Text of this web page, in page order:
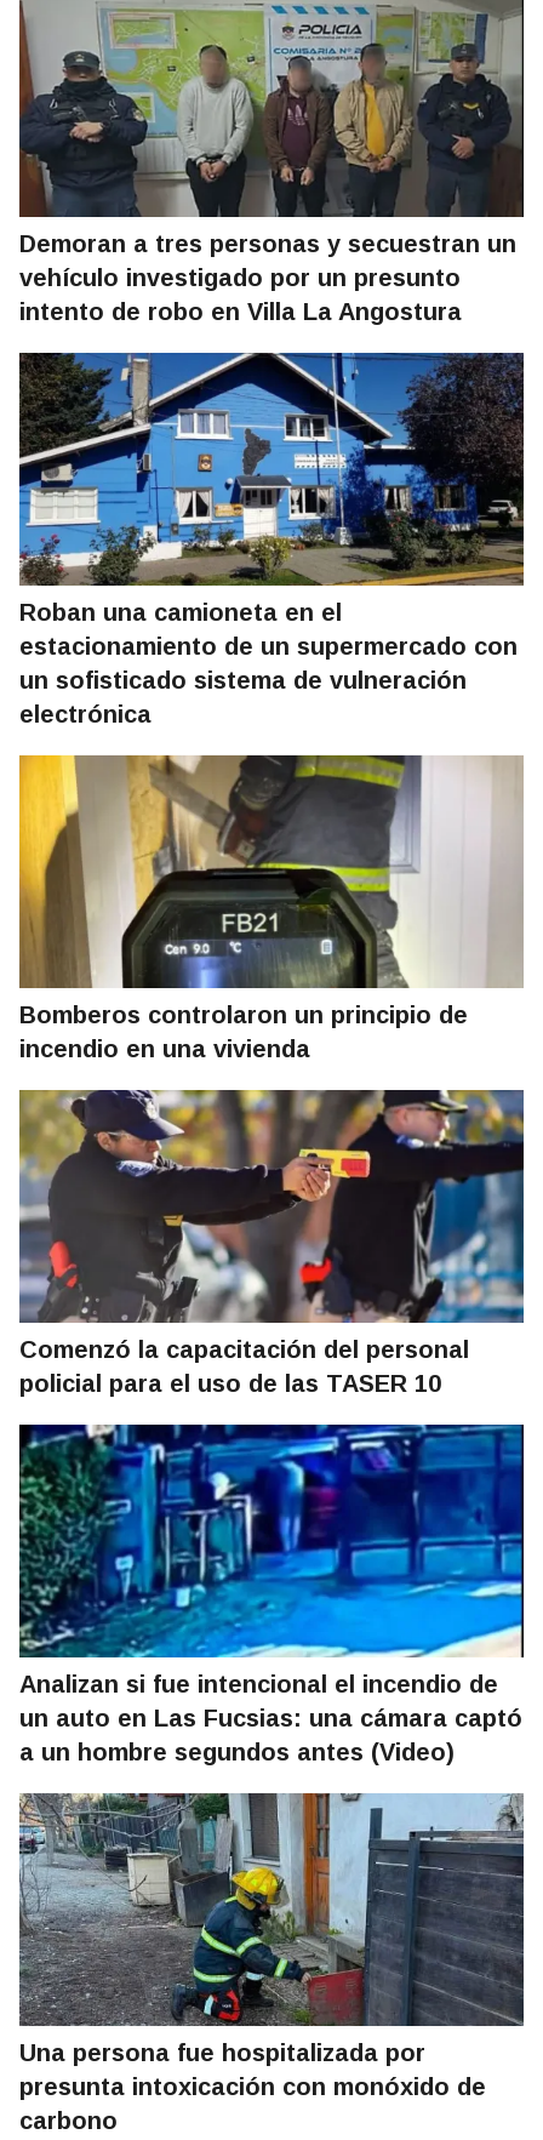
Demoran a tres personas y secuestran un
vehículo investigado por un presunto
intento de robo en Villa La Angostura
Roban una camioneta en el
estacionamiento de un supermercado con
un sofisticado sistema de vulneración
electrónica
Bomberos controlaron un principio de
incendio en una vivienda
Comenzó la capacitación del personal
policial para el uso de las TASER 10
Analizan si fue intencional el incendio de
un auto en Las Fucsias: una cámara captó
a un hombre segundos antes (Video)
Una persona fue hospitalizada por
presunta intoxicación con monóxido de
carbono